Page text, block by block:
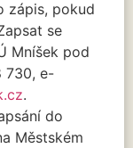
zápis, pokud
se
Mníšek pod
730, e-
.
do
Městském